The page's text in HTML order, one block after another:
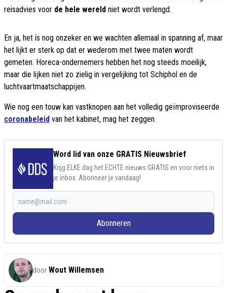
reisadvies voor de hele wereld niet wordt verlengd.
En ja, het ís nog onzeker en we wachten allemaal in spanning af, maar
het lijkt er sterk op dat er wederom met twee maten wordt
gemeten. Horeca-ondernemers hebben het nog steeds moeilijk,
maar die lijken niet zo zielig in vergelijking tot Schiphol en de
luchtvaartmaatschappijen.
Wie nog een touw kan vastknopen aan het volledig geïmproviseerde
coronabeleid van het kabinet, mag het zeggen.
Word lid van onze GRATIS Nieuwsbrief
Krijg ELKE dag het ECHTE nieuws GRATIS en voor niets in
je inbox. Abonneer je vandaag!
Abonneren
door Wout Willemsen